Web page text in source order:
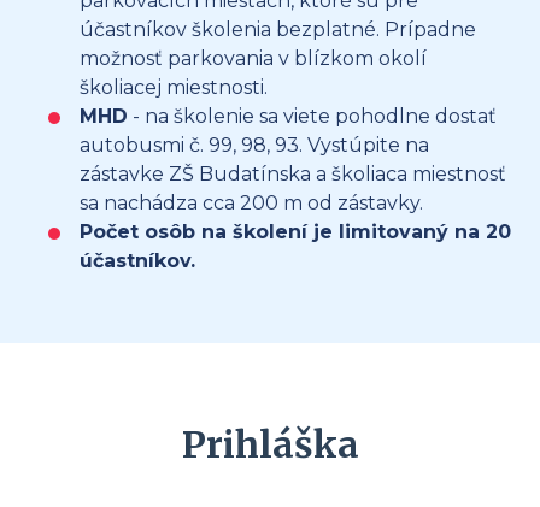
účastníkov školenia bezplatné. Prípadne
možnosť parkovania v blízkom okolí
školiacej miestnosti.
MHD - na školenie sa viete pohodlne dostať
autobusmi č. 99, 98, 93. Vystúpite na
zástavke ZŠ Budatínska a školiaca miestnosť
sa nachádza cca 200 m od zástavky.
Počet osôb na školení je limitovaný na 20
účastníkov.
Prihláška